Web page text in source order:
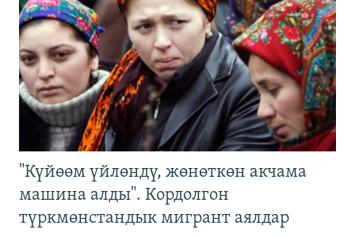
"Күйөөм үйлөндү, жөнөткөн акчама
машина алды". Кордолгон
түркмөнстандык мигрант аялдар